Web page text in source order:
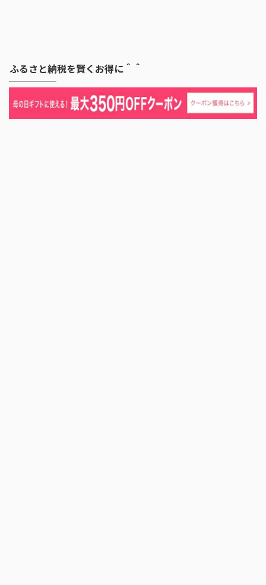
ふるさと納税を賢くお得に＾＾